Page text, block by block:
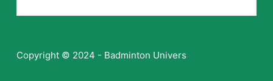
Copyright © 2024 - Badminton Univers